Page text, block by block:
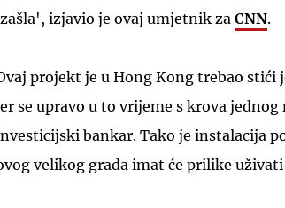
izjavio je ovaj umjetnik zaCNN.
projekt je u Hong Kong trebao stići
se upravo u to vrijeme s krova jednog
bankar. Tako je instalacija
velikog grada imat će prilike